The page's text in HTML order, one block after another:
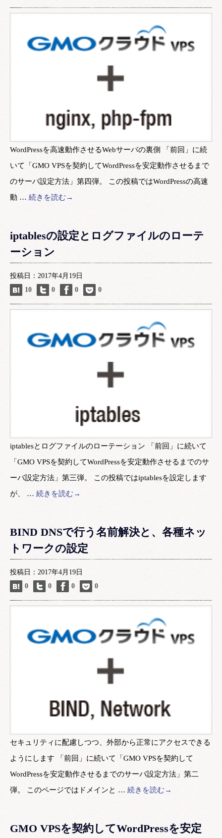
WordPressを高速動作させるWebサーバの裏側 「前回」に続
いて「GMO VPSを契約してWordPressを安定動作させるまで
のサーバ設定方法」第四弾。 この投稿ではWordPressの高速
動 … 続きを読む→
iptablesの設定とログファイルのローテ
ーション
投稿日：2017年4月19日
10
0 0 0
iptablesとログファイルのローテーション 「前回」に続いて
「GMO VPSを契約してWordPressを安定動作させるまでのサ
ーバ設定方法」第三弾。 この投稿ではiptablesを設定します
が、 … 続きを読む→
BIND DNSで行う名前解決と、各種ネッ
トワークの設定
投稿日：2017年4月19日
0
0 0 0
セキュリティに配慮しつつ、外部から正常にアクセスできる
ようにします 「前回」に続いて「GMO VPSを契約して
WordPressを安定動作させるまでのサーバ設定方法」第二
弾。 このページではドメインと … 続きを読む→
GMO VPSを契約してWordPressを安定